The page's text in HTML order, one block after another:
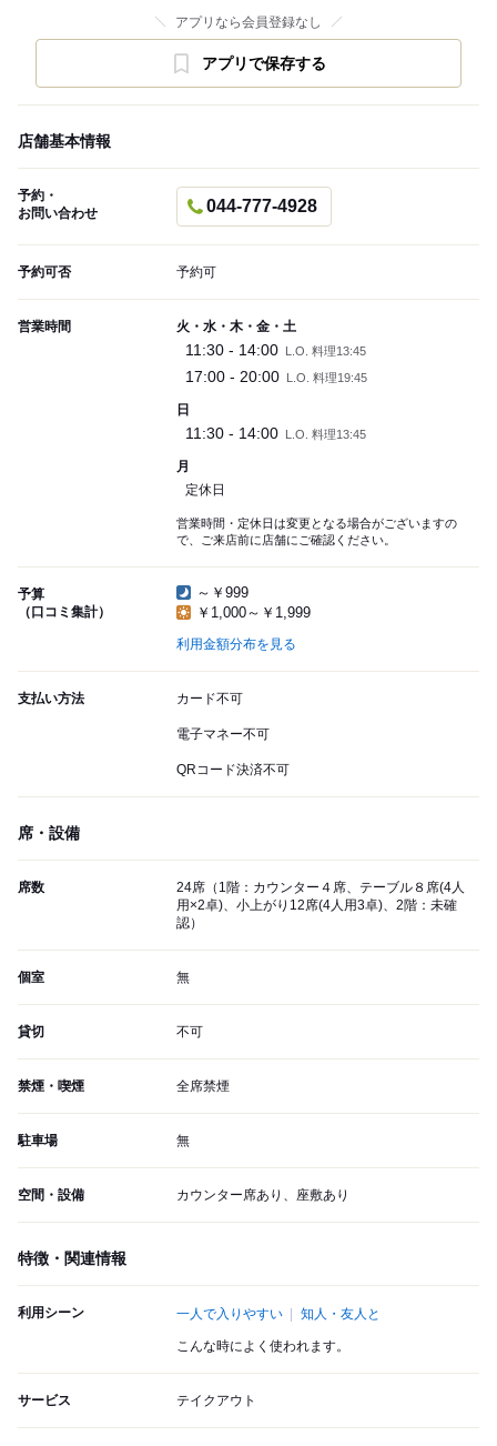
アプリなら会員登録なし
アプリで保存する
店舗基本情報
予約・
お問い合わせ
044-777-4928
予約可否 予約可
営業時間 火・水・木・金・土
11:30 - 14:00 L.O. 料理13:45
17:00 - 20:00 L.O. 料理19:45
日
11:30 - 14:00 L.O. 料理13:45
月
定休日
営業時間・定休日は変更となる場合がございますの
で、ご来店前に店舗にご確認ください。
予算
（口コミ集計）
～￥999
￥1,000～￥1,999
利用金額分布を見る
支払い方法 カード不可
電子マネー不可
QRコード決済不可
席・設備
席数
24席（1階：カウンター４席、テーブル８席(4人
用×2卓)、小上がり12席(4人用3卓)、2階：未確
認）
個室 無
貸切 不可
禁煙・喫煙 全席禁煙
駐車場 無
空間・設備 カウンター席あり、座敷あり
特徴・関連情報
利用シーン 一人で入りやすい 知人・友人と
こんな時によく使われます。
サービス テイクアウト